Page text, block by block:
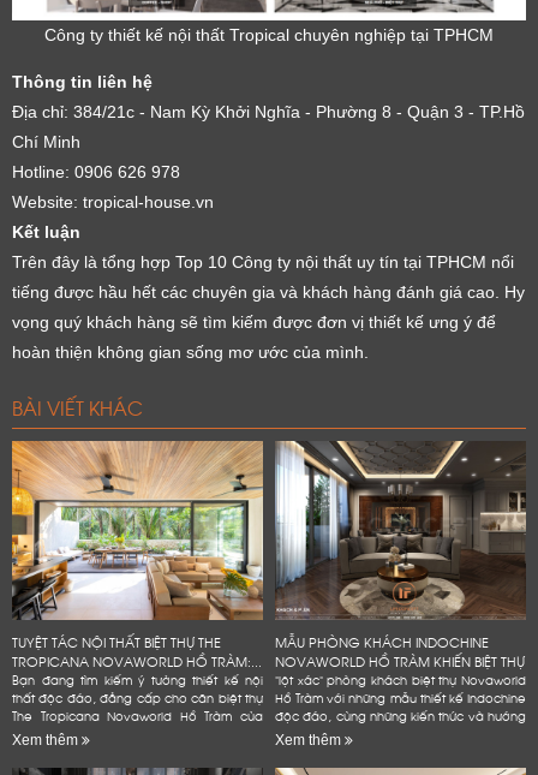
Công ty thiết kế nội thất Tropical chuyên nghiệp tại TPHCM
Thông tin liên hệ
Địa chỉ: 384/21c - Nam Kỳ Khởi Nghĩa - Phường 8 - Quận 3 - TP.Hồ
Chí Minh
Hotline: 0906 626 978
Website: tropical-house.vn
Kết luận
Trên đây là tổng hợp Top 10 Công ty nội thất uy tín tại TPHCM nổi
tiếng được hầu hết các chuyên gia và khách hàng đánh giá cao. Hy
vọng quý khách hàng sẽ tìm kiếm được đơn vị thiết kế ưng ý để
hoàn thiện không gian sống mơ ước của mình.
BÀI VIẾT KHÁC
TUYỆT TÁC NỘI THẤT BIỆT THỰ THE
TROPICANA NOVAWORLD HỒ TRÀM:...
Bạn đang tìm kiếm ý tưởng thiết kế nội
thất độc đáo, đẳng cấp cho căn biệt thự
The Tropicana Novaworld Hồ Tràm của
mình? Hãy để Lifeconcept đồng hành
Xem thêm
MẪU PHÒNG KHÁCH INDOCHINE
NOVAWORLD HỒ TRÀM KHIẾN BIỆT THỰ
"lột xác" phòng khách biệt thự Novaworld
Hồ Tràm với những mẫu thiết kế Indochine
độc đáo, cùng những kiến thức và hướng
dẫn chi tiết, dễ dàng áp dụng. Bạn
Xem thêm